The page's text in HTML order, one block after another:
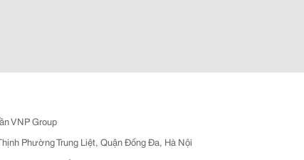
VNP Group
Phường Trung Liệt, Quận Đống Đa, Hà Nội